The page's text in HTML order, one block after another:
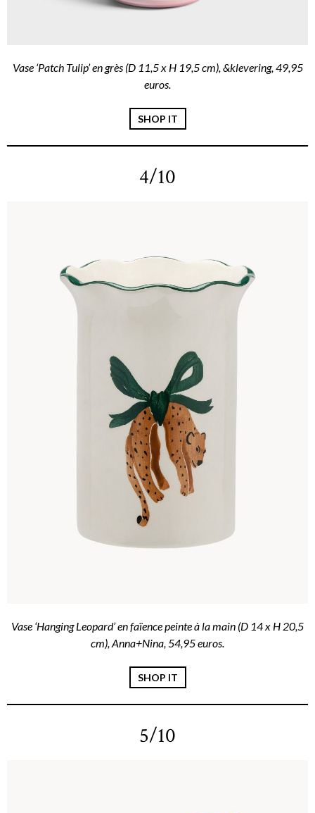
Vase ‘Patch Tulip’ en grès (D 11,5 x H 19,5 cm), &klevering, 49,95
euros.
SHOP IT
4/10
Vase ‘Hanging Leopard’ en faïence peinte à la main (D 14 x H 20,5
cm), Anna+Nina, 54,95 euros.
SHOP IT
5/10